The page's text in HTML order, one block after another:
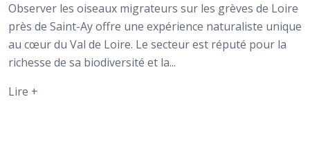
Observer les oiseaux migrateurs sur les grèves de Loire
près de Saint-Ay offre une expérience naturaliste unique
au cœur du Val de Loire. Le secteur est réputé pour la
richesse de sa biodiversité et la...
Lire +